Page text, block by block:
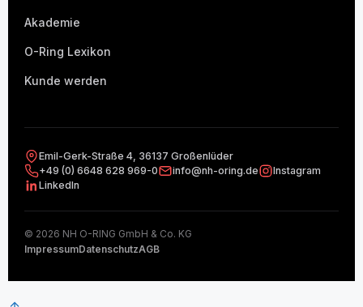
Akademie
O-Ring Lexikon
Kunde werden
Emil-Gerk-Straße 4, 36137 Großenlüder
+49 (0) 6648 628 969-0
info@nh-oring.de
Instagram
LinkedIn
© 2026 NH O-RING GmbH & Co. KG
ImpressumDatenschutzAGB